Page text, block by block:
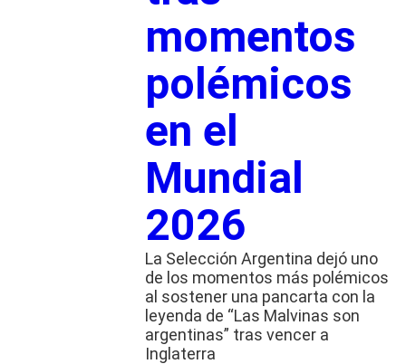
momentos
polémicos
en el
Mundial
2026
La Selección Argentina dejó uno
de los momentos más polémicos
al sostener una pancarta con la
leyenda de “Las Malvinas son
argentinas” tras vencer a
Inglaterra